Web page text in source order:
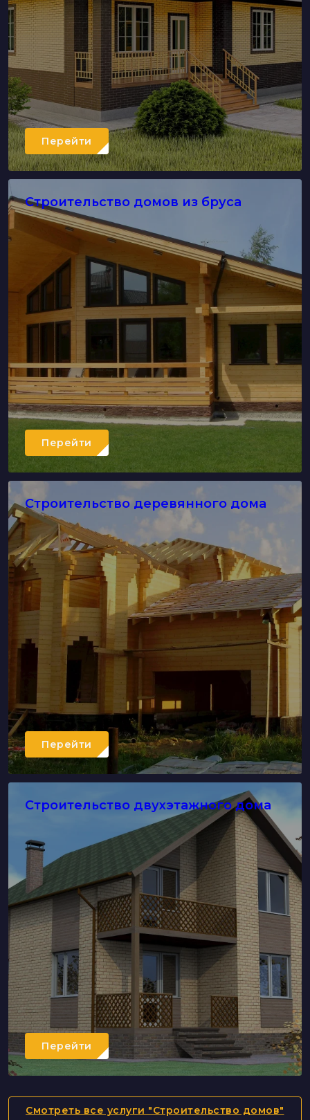
Перейти
Строительство домов из бруса
Перейти
Строительство деревянного дома
Перейти
Строительство двухэтажного дома
Перейти
Смотреть все услуги "Строительство домов"